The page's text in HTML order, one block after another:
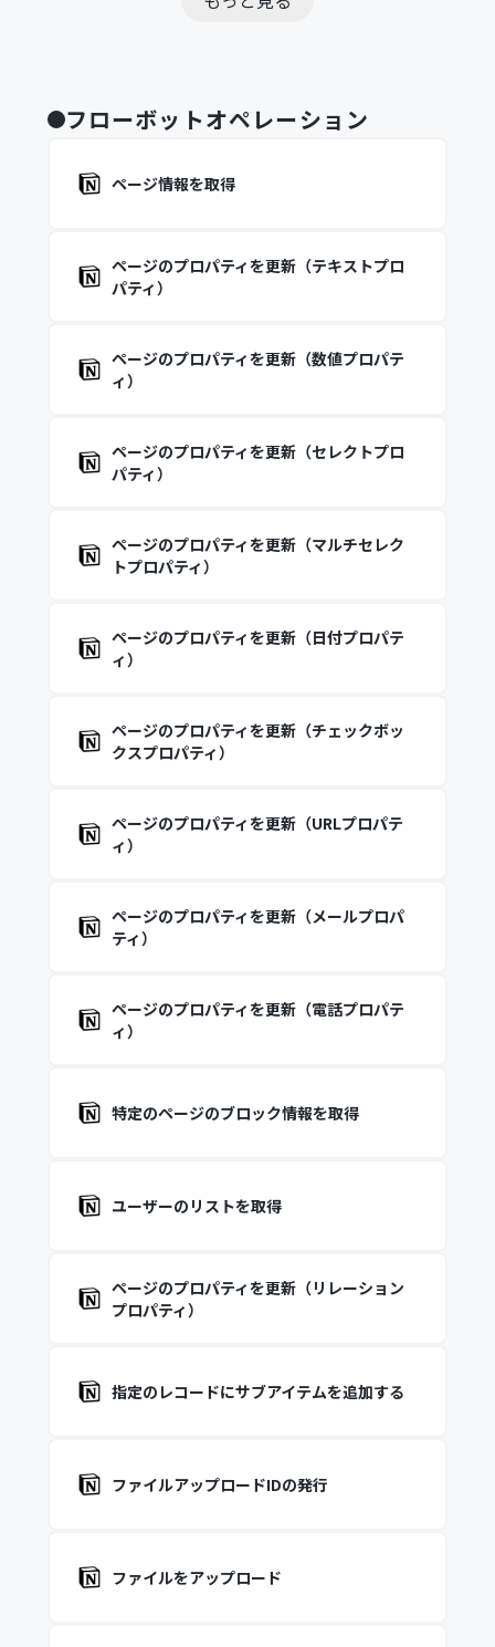
フローボットオペレーション
ページ情報を取得
ページのプロパティを更新（テキストプロ
パティ）
ページのプロパティを更新（数値プロパテ
ィ）
ページのプロパティを更新（セレクトプロ
パティ）
ページのプロパティを更新（マルチセレク
トプロパティ）
ページのプロパティを更新（日付プロパテ
ィ）
ページのプロパティを更新（チェックボッ
クスプロパティ）
ページのプロパティを更新（URLプロパテ
ィ）
ページのプロパティを更新（メールプロパ
ティ）
ページのプロパティを更新（電話プロパテ
ィ）
特定のページのブロック情報を取得
ユーザーのリストを取得
ページのプロパティを更新（リレーション
プロパティ）
指定のレコードにサブアイテムを追加する
ファイルアップロードIDの発行
ファイルをアップロード